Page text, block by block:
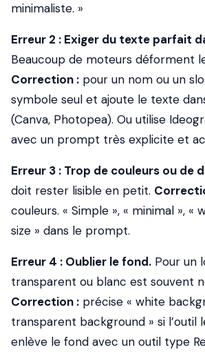
minimaliste. »
Erreur 2 : Exiger du texte parfait
Beaucoup de moteurs déforment
Correction : pour un nom ou un
symbole seul et ajoute le texte
(Canva, Photopea). Ou utilise
avec un prompt très explicite et
Erreur 3 : Trop de couleurs ou de
doit rester lisible en petit.
couleurs. « Simple », « minimal », «
size » dans le prompt.
Erreur 4 : Oublier le fond. Pour un
transparent ou blanc est souvent
Correction : précise « white
transparent background » si l’outil
enlève le fond avec un outil type